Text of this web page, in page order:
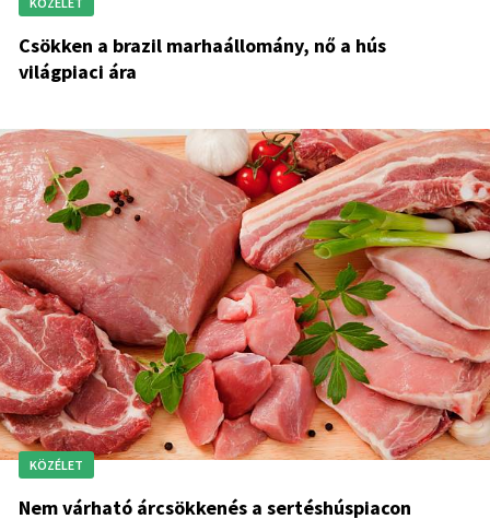
Csökken a brazil marhaállomány, nő a hús
világpiaci ára
KÖZÉLET
Nem várható árcsökkenés a sertéshúspiacon